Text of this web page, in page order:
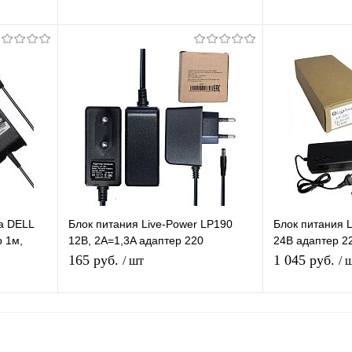
В корзину
Купить в 1 клик К сравнению
В избранное В наличии
Купить в 1
В избранное
DELL
1м,
Блок питания Live-Power LP190
12В, 2A=1,3A адаптер 220
-12V/2A=1,3А, штекер 5.5*2,5 мм,
165 руб. / шт
Блок питания
24В адаптер
12 мм для
1 045 руб. /